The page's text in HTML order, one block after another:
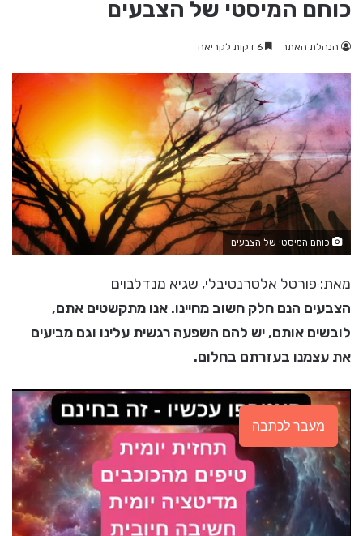
כוחם המיסטי של הצבעים
הנהלת האתר
כוחם המיסטי של הצבעים
מאת: פורטל אלטרנטיבלי, שגיא מנדלבוים
הצבעים הנם חלק חשוב מחיינו. אנו מתקשטים אתם,
לובשים אותם, יש להם השפעה רגשית עלינו וגם מביעים
את עצמנו בעזרתם בחלום.
מעבר לכתבה